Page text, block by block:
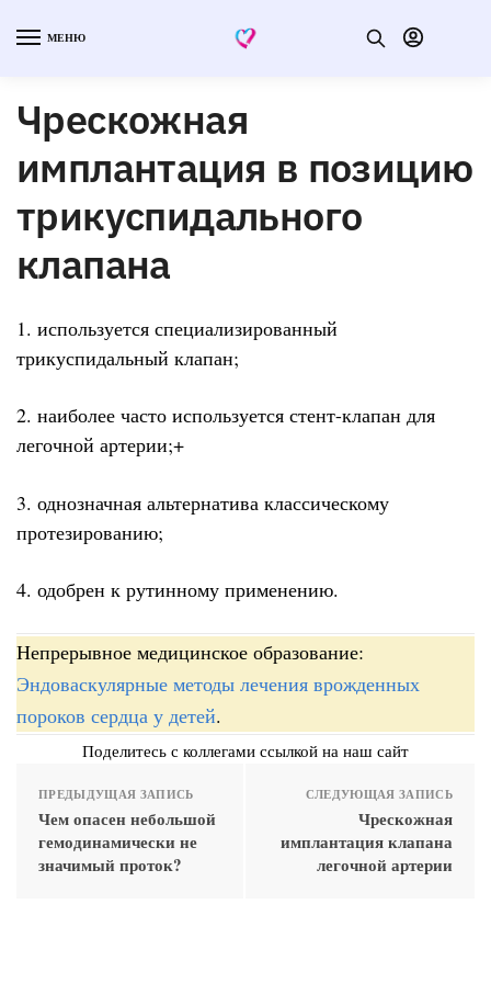
МЕНЮ
Чрескожная
имплантация в позицию
трикуспидального
клапана
1. используется специализированный
трикуспидальный клапан;
2. наиболее часто используется стент-клапан для
легочной артерии;+
3. однозначная альтернатива классическому
протезированию;
4. одобрен к рутинному применению.
Непрерывное медицинское образование:
Эндоваскулярные методы лечения врожденных
пороков сердца у детей.
Поделитесь с коллегами ссылкой на наш сайт
ПРЕДЫДУЩАЯ ЗАПИСЬ
Чем опасен небольшой
гемодинамически не
значимый проток?
СЛЕДУЮЩАЯ ЗАПИСЬ
Чрескожная
имплантация клапана
легочной артерии